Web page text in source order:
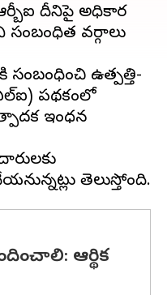
దీనిపై అధికార
సంబంధిత వర్గాలు
ఉత్పత్తి-
పథకంలో
ఇంధన
ఆర్థిక